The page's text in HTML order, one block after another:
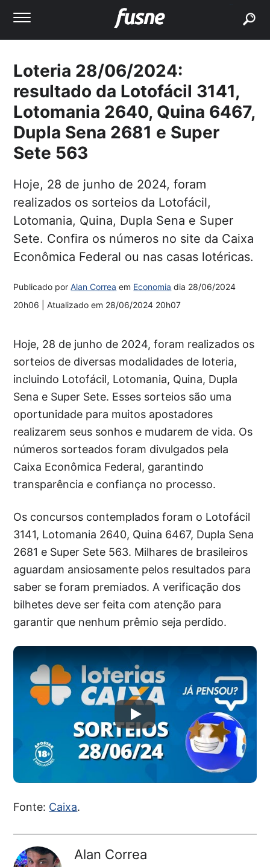
Loteria 28/06/2024:
resultado da Lotofácil 3141,
Lotomania 2640, Quina 6467,
Dupla Sena 2681 e Super
Sete 563
Hoje, 28 de junho de 2024, foram
realizados os sorteios da Lotofácil,
Lotomania, Quina, Dupla Sena e Super
Sete. Confira os números no site da Caixa
Econômica Federal ou nas casas lotéricas.
Publicado porAlan Correa em Economia dia 28/06/2024
20h06
| Atualizado em 28/06/2024 20h07
Hoje, 28 de junho de 2024, foram realizados os
sorteios de diversas modalidades de loteria,
incluindo Lotofácil, Lotomania, Quina, Dupla
Sena e Super Sete. Esses sorteios são uma
oportunidade para muitos apostadores
realizarem seus sonhos e mudarem de vida. Os
números sorteados foram divulgados pela
Caixa Econômica Federal, garantindo
transparência e confiança no processo.
Os concursos contemplados foram o Lotofácil
3141, Lotomania 2640, Quina 6467, Dupla Sena
2681 e Super Sete 563. Milhares de brasileiros
aguardam ansiosamente pelos resultados para
saber se foram premiados. A verificação dos
bilhetes deve ser feita com atenção para
garantir que nenhum prêmio seja perdido.
Fonte: Caixa.
Alan Correa